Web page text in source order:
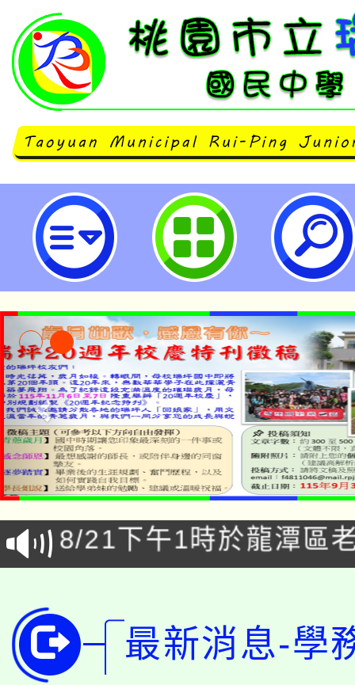
neilrpjhstyc網站設計者：徐嘉
「本色祭」8/29、30在
場熱烈登場!
8/21下午1時於龍潭區
徵才活動。
YOUNG桃局內行報名
局官網。
8月14至27日，桃園電
開!
115年桃園市運動會8/
最新消息-學